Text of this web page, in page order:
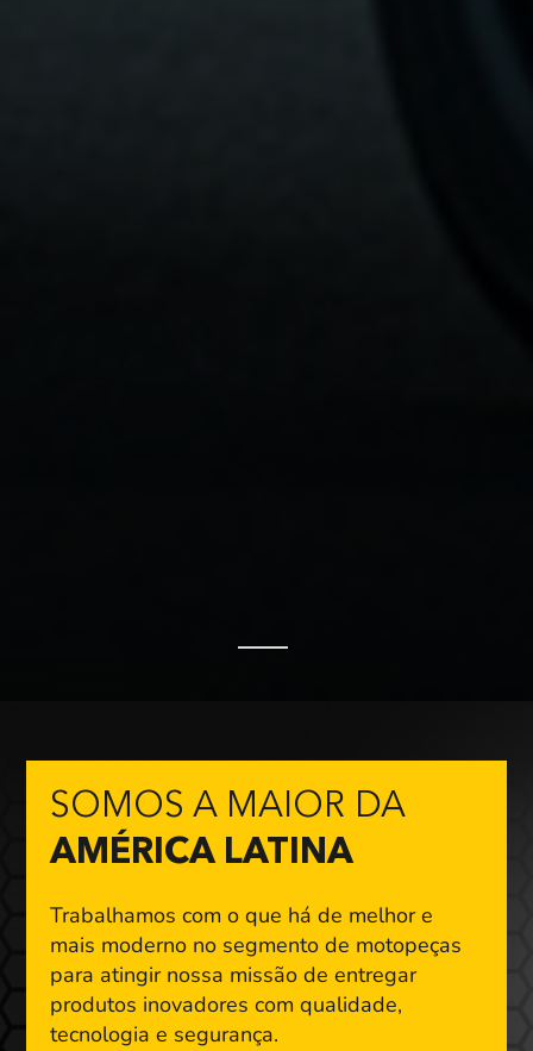
SOMOS A MAIOR DA
AMÉRICA LATINA
Trabalhamos com o que há de melhor e
mais moderno no segmento de motopeças
para atingir nossa missão de entregar
produtos inovadores com qualidade,
tecnologia e segurança.